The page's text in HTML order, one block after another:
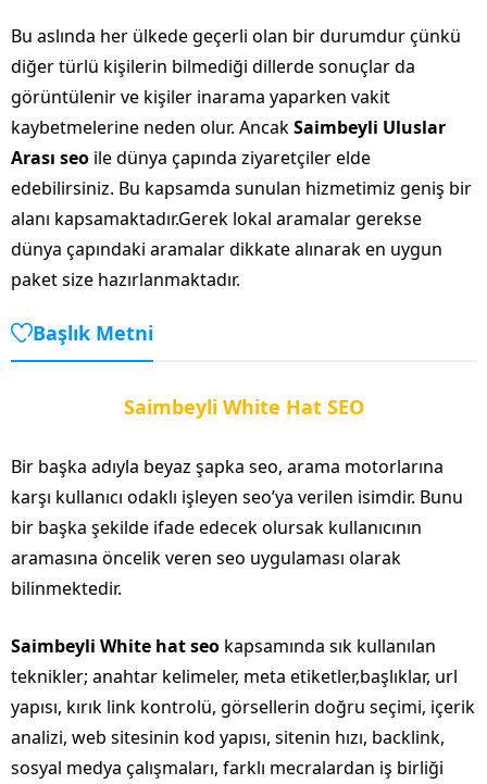
Bu aslında her ülkede geçerli olan bir durumdur çünkü
diğer türlü kişilerin bilmediği dillerde sonuçlar da
görüntülenir ve kişiler inarama yaparken vakit
kaybetmelerine neden olur. AncakSaimbeyli Uluslar
Arası seo ile dünya çapında ziyaretçiler elde
edebilirsiniz. Bu kapsamda sunulan hizmetimiz geniş bir
alanı kapsamaktadır.Gerek lokal aramalar gerekse
dünya çapındaki aramalar dikkate alınarak en uygun
paket size hazırlanmaktadır.
Başlık Metni
Saimbeyli White Hat SEO
Bir başka adıyla beyaz şapka seo, arama motorlarına
karşı kullanıcı odaklı işleyen seo’ya verilen isimdir. Bunu
bir başka şekilde ifade edecek olursak kullanıcının
aramasına öncelik veren seo uygulaması olarak
bilinmektedir.
Saimbeyli White hat seo kapsamında sık kullanılan
teknikler; anahtar kelimeler, meta etiketler,başlıklar, url
yapısı, kırık link kontrolü, görsellerin doğru seçimi, içerik
analizi, web sitesinin kod yapısı, sitenin hızı, backlink,
sosyal medya çalışmaları, farklı mecralardan iş birliği